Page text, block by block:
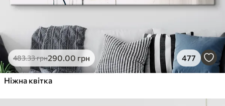
483.33грн290.00 грн 477
Ніжна квітка